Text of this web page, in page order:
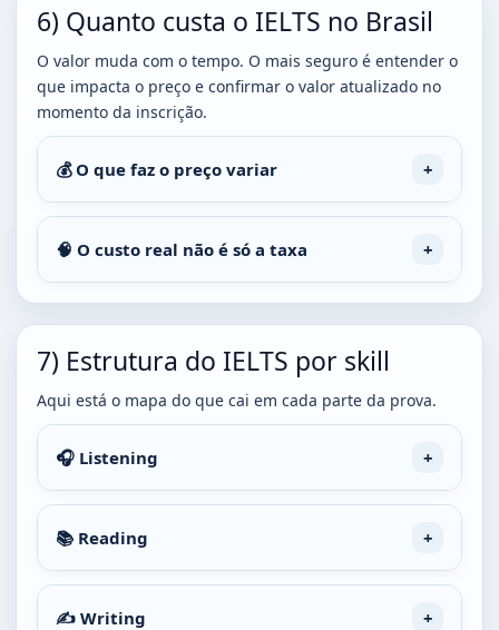
6) Quanto custa o IELTS no Brasil
O valor muda com o tempo. O mais seguro é entender o
que impacta o preço e confirmar o valor atualizado no
momento da inscrição.
💰 O que faz o preço variar
🧠 O custo real não é só a taxa
7) Estrutura do IELTS por skill
Aqui está o mapa do que cai em cada parte da prova.
🎧 Listening
📚 Reading
✍️ Writing